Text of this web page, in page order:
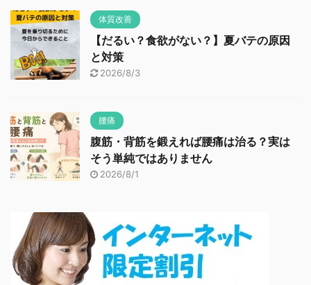
体質改善
【だるい？食欲がない？】夏バテの原因
と対策
2026/8/3
腰痛
腹筋・背筋を鍛えれば腰痛は治る？実は
そう単純ではありません
2026/8/1